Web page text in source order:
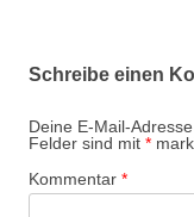
Schreibe einen
Deine E-Mail-
Felder sind mit *
Kommentar *